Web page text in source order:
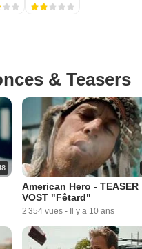
& Teasers
American Hero - TEASER
VOST "Fêtard"
2 354 vues - Il y a 10 ans